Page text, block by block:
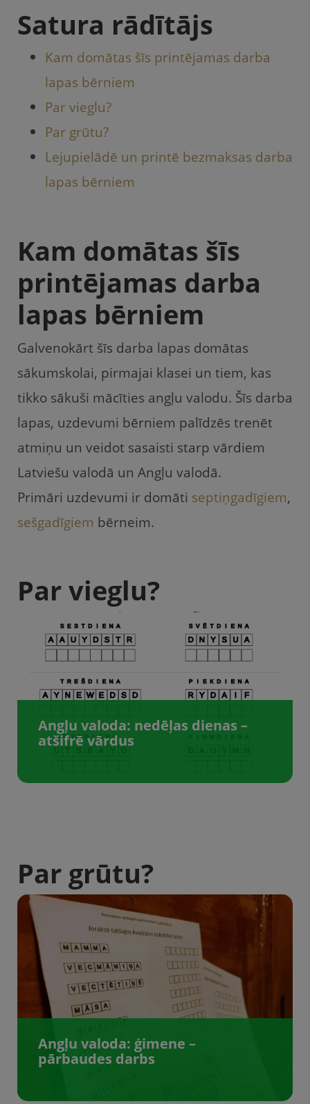
Satura rādītājs
Kam domātas šīs printējamas darba
lapas bērniem
Par vieglu?
Par grūtu?
Lejupielādē un printē bezmaksas darba
lapas bērniem
Kam domātas šīs
printējamas darba
lapas bērniem
Galvenokārt šīs darba lapas domātas
sākumskolai, pirmajai klasei un tiem, kas
tikko sākuši mācīties angļu valodu. Šīs darba
lapas, uzdevumi bērniem palīdzēs trenēt
atmiņu un veidot sasaisti starp vārdiem
Latviešu valodā un Angļu valodā.
Primāri uzdevumi ir domāti septiņgadīgiem,
sešgadīgiem bērneim.
Par vieglu?
Angļu valoda: nedēļas dienas –
atšifrē vārdus
Par grūtu?
Angļu valoda: ģimene –
pārbaudes darbs